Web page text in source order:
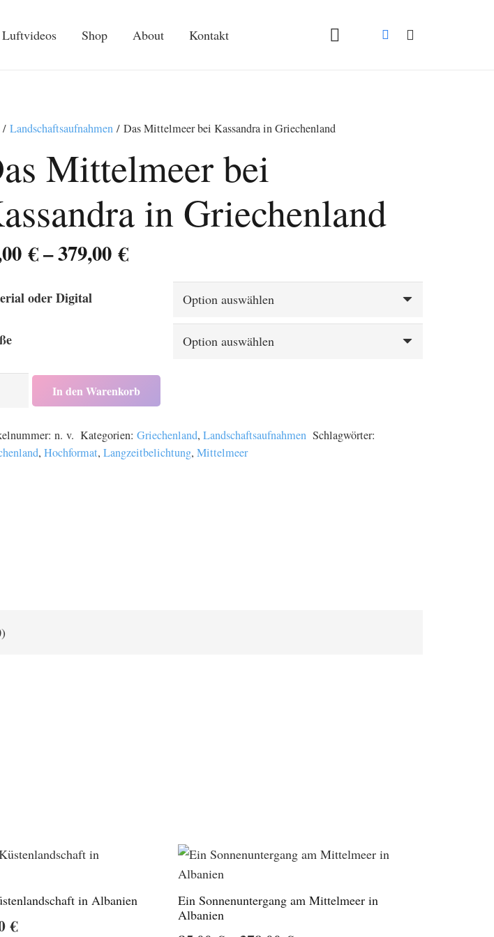
Luftvideos Shop About Kontakt
Landschaftsaufnahmen/ Das Mittelmeer bei Kassandra in Griechenland
Mittelmeer bei
in Griechenland
€–379,00€Preisspanne:
379,00 €
oder Digital
In den Warenkorb
n. v. Kategorien: Griechenland, Landschaftsaufnahmen Schlagwörter:
, Hochformat, Langzeitbelichtung, Mittelmeer
in Albanien
€Preisspanne:
Ein Sonnenuntergang am Mittelmeer in
Albanien